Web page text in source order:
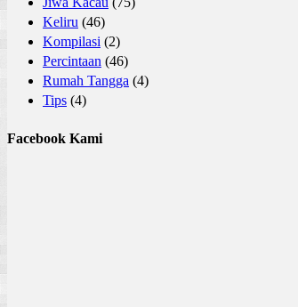
Keliru (46)
Kompilasi (2)
Percintaan (46)
Rumah Tangga (4)
Tips (4)
Facebook Kami